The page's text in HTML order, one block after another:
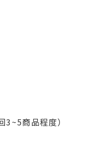
商品程度）